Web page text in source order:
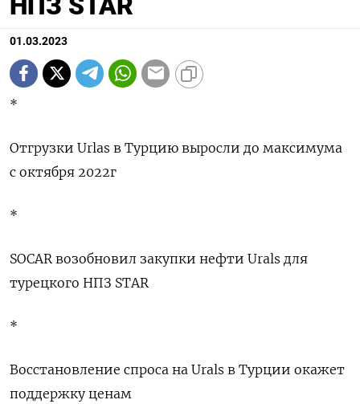
01.03.2023
*
Отгрузки Urlas в Турцию выросли до максимума
с октября 2022г
*
SOCAR возобновил закупки нефти Urals для
турецкого НПЗ STAR
*
Восстановление спроса на Urals в Турции окажет
поддержку ценам